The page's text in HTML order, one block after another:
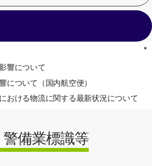
響について
について（国内航空便）
おける物流に関する最新状況について
備業標識等